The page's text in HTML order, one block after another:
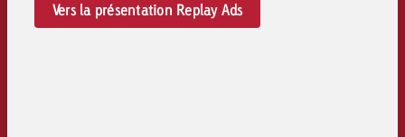
Vers la présentation Replay Ads